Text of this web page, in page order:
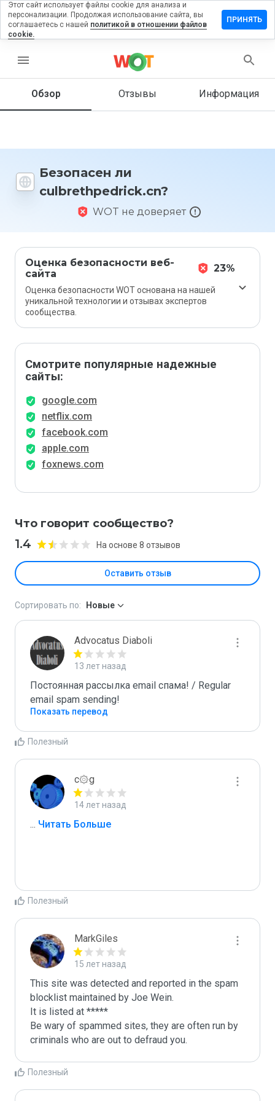
menu
Обзор Отзывы Информация
Безопасен ли
culbrethpedrick.cn?
WOT не доверяет
Оценка безопасности веб-
сайта
23%
Оценка безопасности WOT основана на нашей
уникальной технологии и отзывах экспертов
сообщества.
Смотрите популярные надежные
сайты:
google.com
netflix.com
facebook.com
apple.com
foxnews.com
Что говорит сообщество?
1.4 На основе 8 отзывов
Оставить отзыв
отзыв
Как бы
этот
1 до 5?
Сортировать по: Новые
Advocatus Diaboli
13 лет назад
Постоянная рассылка email спама! / Regular
email spam sending!
Показать перевод
Полезный
c۞g
14 лет назад
... Читать Больше
Полезный
MarkGiles
15 лет назад
This site was detected and reported in the spam
blocklist maintained by Joe Wein.
It is listed at *****
Be wary of spammed sites, they are often run by
criminals who are out to defraud you.
Полезный
Этот сайт использует файлы cookie для анализа и
персонализации. Продолжая использование сайта, вы
соглашаетесь с нашей политикой в отношении файлов
cookie.
ПРИНЯТЬ